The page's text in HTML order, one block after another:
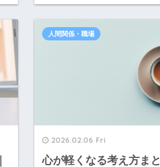
2026.02.06 Fri
心が軽くなる考え方ま
人間関係・職場